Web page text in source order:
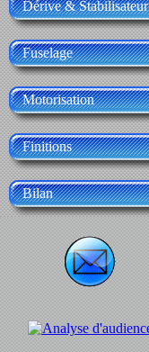
Dérive & Stabilisateur
Fuselage
Motorisation
Finitions
Bilan